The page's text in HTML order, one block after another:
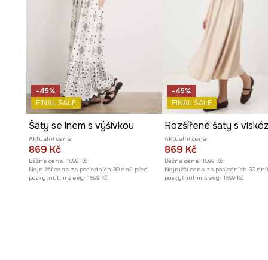
Vyšívaná struktura materiálu dodává šatům jedinečné,
-45%
FINAL SALE
Šaty se lnem s výšivkou
Aktuální cena:
869 Kč
Běžná cena: 1599 Kč
Nejnižší cena za posledních 30 dnů před
poskytnutím slevy: 1599 Kč
-45%
FINAL SALE
Rozšířené šaty s
Aktuální cena:
869 Kč
Běžná cena: 1599 Kč
Nejnižší cena za posledních 30
poskytnutím slevy: 1599 Kč